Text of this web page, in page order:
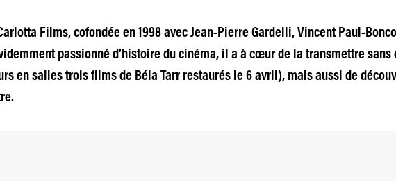
Films, cofondée en 1998 avec Jean-Pierre Gardelli, Vincent Paul-
passionné d’histoire du cinéma, il a à cœur de la transmettre sans
en salles trois films de Béla Tarr restaurés le 6 avril), mais aussi de